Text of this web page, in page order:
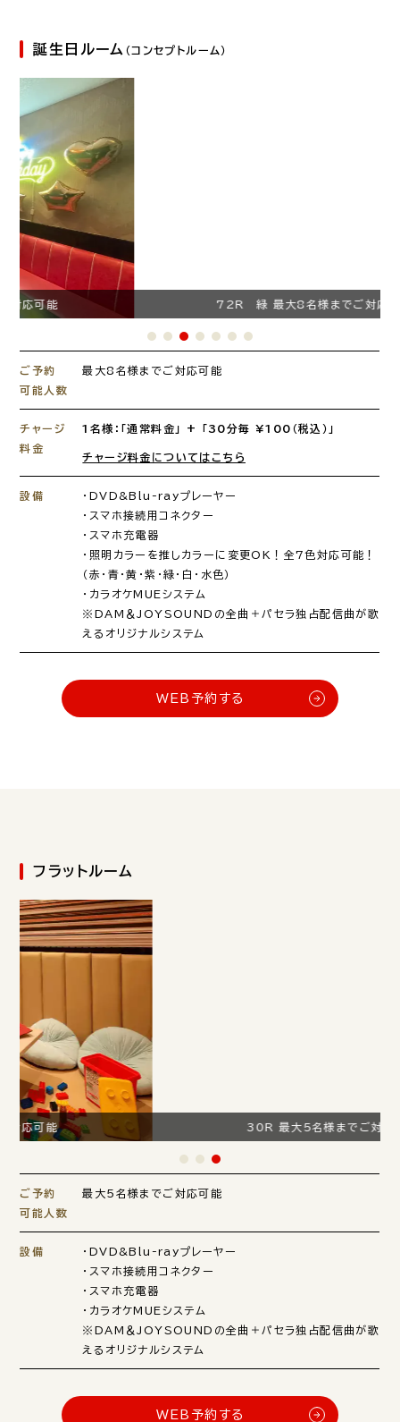
誕生日ルーム （コンセプトルーム）
72R 緑 最大8名様までご対応可能
ご予約
可能人数
最大8名様までご対応可能
チャージ
料金
1名様：「通常料金」 + 「30分毎 ¥100（税込）」
チャージ料金についてはこちら
設備
・DVD&Blu-rayプレーヤー
・スマホ接続用コネクター
・スマホ充電器
・照明カラーを推しカラーに変更OK！全7色対応可能！
（赤・青・黄・紫・緑・白・水色）
・カラオケMUEシステム
※DAM＆JOYSOUNDの全曲＋パセラ独占配信曲が歌
えるオリジナルシステム
WEB予約する
フラットルーム
30R 最大5名様までご対応可能
ご予約
可能人数
最大5名様までご対応可能
設備
・DVD&Blu-rayプレーヤー
・スマホ接続用コネクター
・スマホ充電器
・カラオケMUEシステム
※DAM＆JOYSOUNDの全曲＋パセラ独占配信曲が歌
えるオリジナルシステム
WEB予約する